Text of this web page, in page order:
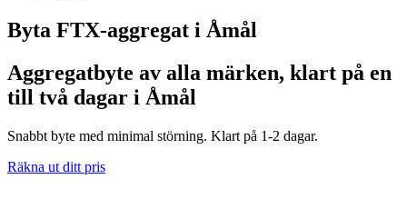
Byta FTX-aggregat i Åmål
Aggregatbyte av alla märken, klart på en
till två dagar i Åmål
Snabbt byte med minimal störning. Klart på 1-2 dagar.
Räkna ut ditt pris